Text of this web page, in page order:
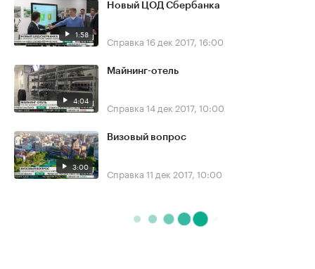
1:58
Новый ЦОД Сбербанка
Справка 16 дек 2017, 16:00
4:04
Майнинг-отель
Справка 14 дек 2017, 10:00
3:00
Визовый вопрос
Справка 11 дек 2017, 10:00